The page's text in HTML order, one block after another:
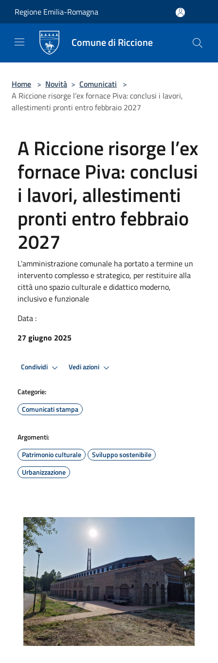
Regione Emilia-Romagna
Comune di Riccione
Home > Novità > Comunicati >
A Riccione risorge l’ex fornace Piva: conclusi i lavori,
allestimenti pronti entro febbraio 2027
A Riccione risorge l’ex
fornace Piva: conclusi
i lavori, allestimenti
pronti entro febbraio
2027
L’amministrazione comunale ha portato a termine un
intervento complesso e strategico, per restituire alla
città uno spazio culturale e didattico moderno,
inclusivo e funzionale
Data :
27 giugno 2025
Condividi Vedi azioni
Categorie:
Comunicati stampa
Argomenti:
Patrimonio culturale
Sviluppo sostenibile
Urbanizzazione